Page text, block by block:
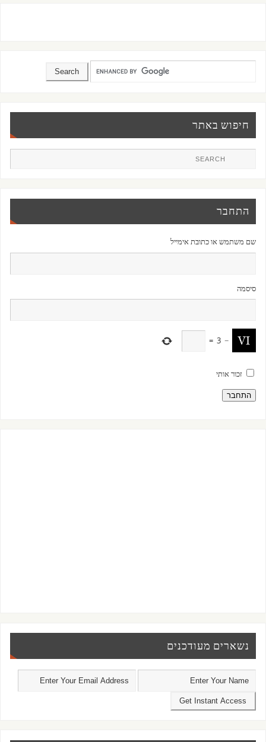
חיפוש באתר
התחבר
שם משתמש או כתובת אימייל
סיסמה
−
3
=
זכור אותי
התחבר
נשארים מעודכנים